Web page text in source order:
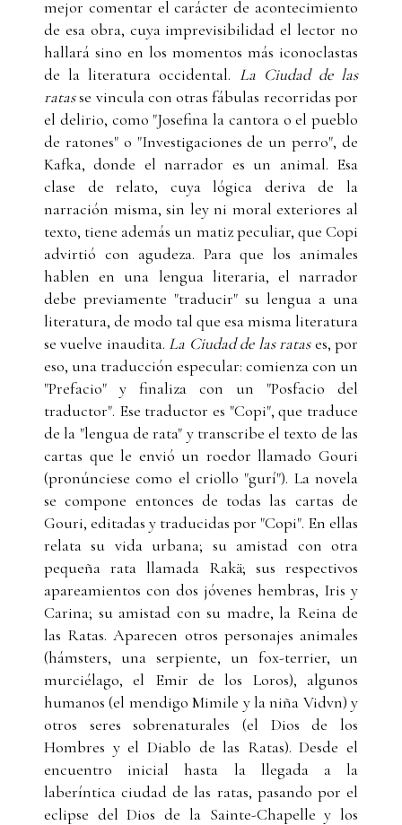
mejor comentar el carácter de acontecimiento
de esa obra, cuya imprevisibilidad el lector no
hallará sino en los momentos más iconoclastas
de la literatura occidental. La Ciudad de las
ratasse vincula con otras fábulas recorridas por
el delirio, como "Josefina la cantora o el pueblo
de ratones" o "Investigaciones de un perro", de
Kafka, donde el narrador es un animal. Esa
clase de relato, cuya lógica deriva de la
narración misma, sin ley ni moral exteriores al
texto, tiene además un matiz peculiar, que Copi
advirtió con agudeza. Para que los animales
hablen en una lengua literaria, el narrador
debe previamente "traducir" su lengua a una
literatura, de modo tal que esa misma literatura
se vuelve inaudita. La Ciudad de las ratases, por
eso, una traducción especular: comienza con un
"Prefacio" y finaliza con un "Posfacio del
traductor". Ese traductor es "Copi", que traduce
de la "lengua de rata" y transcribe el texto de las
cartas que le envió un roedor llamado Gouri
(pronúnciese como el criollo "gurí"). La novela
se compone entonces de todas las cartas de
Gouri, editadas y traducidas por "Copi". En ellas
relata su vida urbana; su amistad con otra
pequeña rata llamada Rakä; sus respectivos
apareamientos con dos jóvenes hembras, Iris y
Carina; su amistad con su madre, la Reina de
las Ratas. Aparecen otros personajes animales
(hámsters, una serpiente, un fox-terrier, un
murciélago, el Emir de los Loros), algunos
humanos (el mendigo Mimile y la niña Vidvn) y
otros seres sobrenaturales (el Dios de los
Hombres y el Diablo de las Ratas). Desde el
encuentro inicial hasta la llegada a la
laberíntica ciudad de las ratas, pasando por el
eclipse del Dios de la Sainte-Chapelle y los